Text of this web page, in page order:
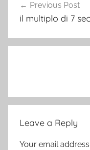
navigation
Previous Post
il multiplo di 7
Leave a Reply
Your email